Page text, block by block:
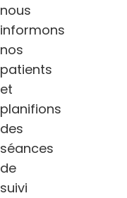
nous
informons
nos
patients
et
planifions
des
séances
de
suivi